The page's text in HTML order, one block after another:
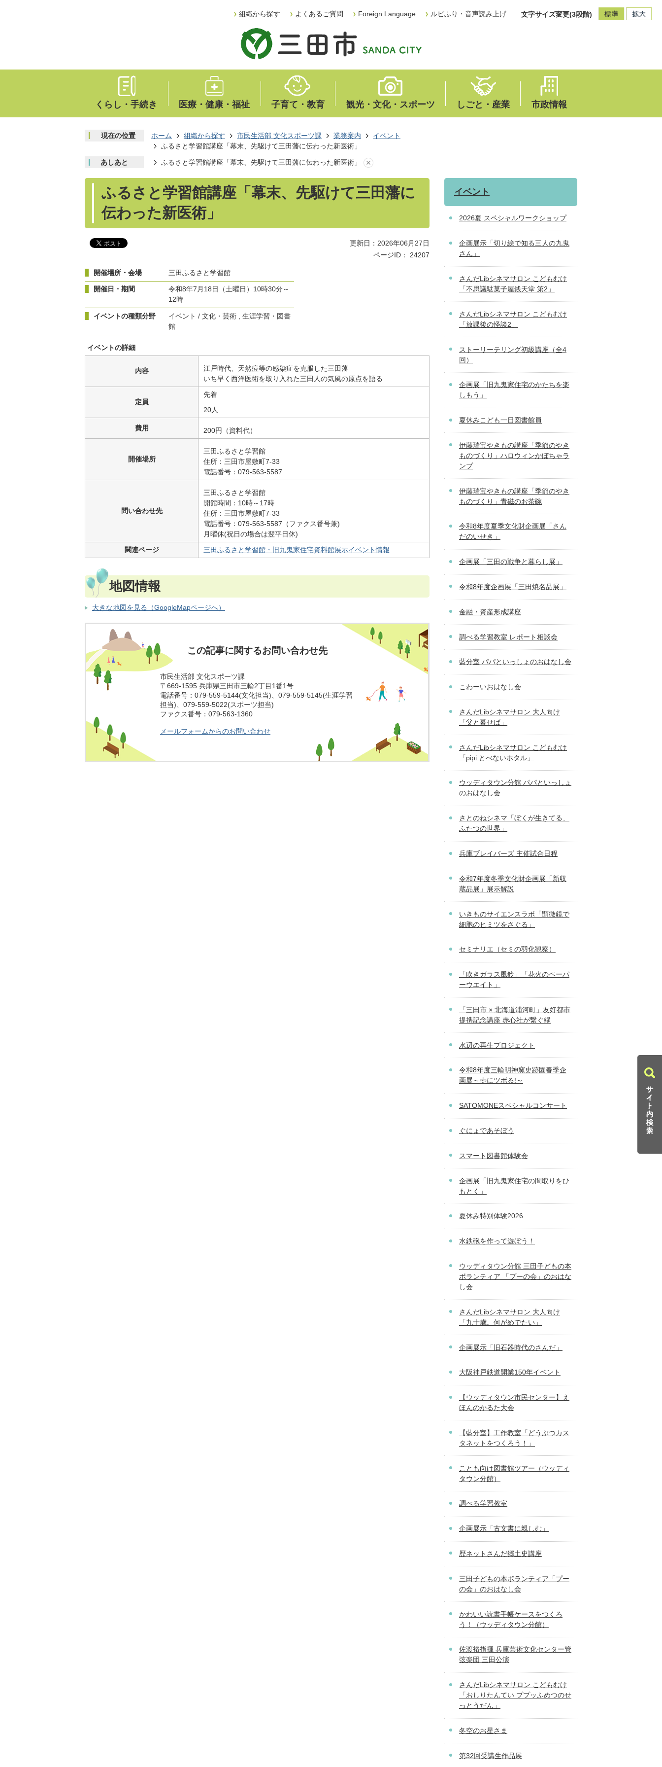
組織から探す よくあるご質問 Foreign Language ルビふり・音声読み上げ 文字サイズ変更(3段階)
くらし・手続き 医療・健康・福祉 子育て・教育 観光・文化・スポーツ しごと・産業 市政情報
現在の位置 ホーム 組織から探す 市民生活部 文化スポーツ課 業務案内
イベント
ふるさと学習館講座「幕末、先駆けて三田藩に伝わった新医術」
あしあと ふるさと学習館講座「幕末、先駆けて三田藩に伝わった新医術」
ふるさと学習館講座「幕末、先駆けて三田藩に
伝わった新医術」
更新日：2026年06月27日
ページID：
24207
開催場所・会場 三田ふるさと学習館
開催日・期間
令和8年7月18日（土曜日）10時30分～
12時
イベントの種類分野
イベント / 文化・芸術 , 生涯学習・図書
館
イベントの詳細
内容
江戸時代、天然痘等の感染症を克服した三田藩
いち早く西洋医術を取り入れた三田人の気風の原点を語る
定員
先着
20人
費用 200円（資料代）
開催場所
三田ふるさと学習館
住所：三田市屋敷町7‐33
電話番号：079‐563‐5587
問い合わせ先
三田ふるさと学習館
開館時間：10時～17時
住所：三田市屋敷町7‐33
電話番号：079‐563‐5587（ファクス番号兼)
月曜休(祝日の場合は翌平日休)
関連ページ
三田ふるさと学習館・旧九鬼家住宅資料館展示イベント情報
地図情報
大きな地図を見る（GoogleMapページへ）
この記事に関するお問い合わせ先
市民生活部 文化スポーツ課
〒669-1595 兵庫県三田市三輪2丁目1番1号
電話番号：079-559-5144(文化担当)、079-559-5145(生涯学習
担当)、079-559-5022(スポーツ担当)
ファクス番号：079-563-1360
メールフォームからのお問い合わせ
イベント
2026夏 スペシャルワークショップ
企画展示「切り絵で知る三人の九鬼
さん」
さんだLibシネマサロン こどもむけ
「不思議駄菓子屋銭天堂 第2」
さんだLibシネマサロン こどもむけ
「放課後の怪談2」
ストーリーテリング初級講座（全4
回）
企画展「旧九鬼家住宅のかたちを楽
しもう」
夏休みこども一日図書館員
伊藤瑞宝やきもの講座「季節のやき
ものづくり」ハロウィンかぼちゃラ
ンプ
伊藤瑞宝やきもの講座「季節のやき
ものづくり」青磁のお茶碗
令和8年度夏季文化財企画展「さん
だのいせき」
企画展「三田の戦争と暮らし展」
令和8年度企画展「三田焼名品展」
金融・資産形成講座
調べる学習教室 レポート相談会
藍分室 パパといっしょのおはなし会
こわーいおはなし会
さんだLibシネマサロン 大人向け
「父と暮せば」
さんだLibシネマサロン こどもむけ
「pipi とべないホタル」
ウッディタウン分館 パパといっしょ
のおはなし会
さとのねシネマ「ぼくが生きてる、
ふたつの世界」
兵庫ブレイバーズ 主催試合日程
令和7年度冬季文化財企画展「新収
蔵品展」展示解説
いきものサイエンスラボ「顕微鏡で
細胞のヒミツをさぐる」
セミナリエ（セミの羽化観察）
「吹きガラス風鈴」「花火のペーパ
ーウエイト」
「三田市 × 北海道浦河町」友好都市
提携記念講座 赤心社が繋ぐ縁
水辺の再生プロジェクト
令和8年度三輪明神窯史跡園春季企
画展～壺にツボる!～
SATOMONEスペシャルコンサート
ぐにょであそぼう
スマート図書館体験会
企画展「旧九鬼家住宅の間取りをひ
もとく」
夏休み特別体験2026
水鉄砲を作って遊ぼう！
ウッディタウン分館 三田子どもの本
ボランティア 「プーの会」のおはな
し会
さんだLibシネマサロン 大人向け
「九十歳。何がめでたい」
企画展示「旧石器時代のさんだ」
大阪神戸鉄道開業150年イベント
【ウッディタウン市民センター】え
ほんのかるた大会
【藍分室】工作教室「どうぶつカス
タネットをつくろう！」
ことも向け図書館ツアー（ウッディ
タウン分館）
調べる学習教室
企画展示「古文書に親しむ」
歴ネットさんだ郷土史講座
三田子どもの本ボランティア「プー
の会」のおはなし会
かわいい読書手帳ケースをつくろ
う！（ウッディタウン分館）
佐渡裕指揮 兵庫芸術文化センター管
弦楽団 三田公演
さんだLibシネマサロン こどもむけ
「おしりたんてい ププッふめつのせ
っとうだん」
冬空のお星さま
第32回受講生作品展